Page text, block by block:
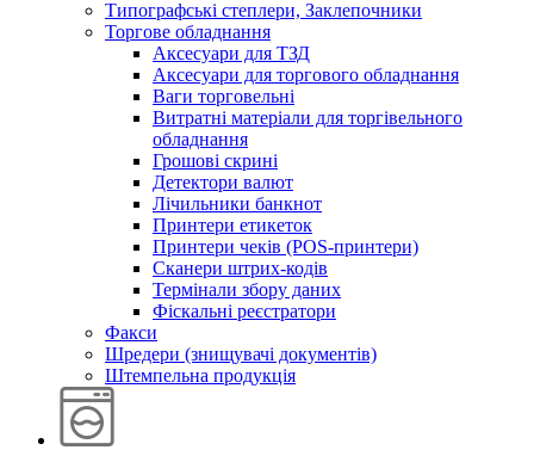
Типографські степлери, Заклепочники
Торгове обладнання
Аксесуари для ТЗД
Аксесуари для торгового обладнання
Ваги торговельні
Витратні матеріали для торгівельного
обладнання
Грошові скрині
Детектори валют
Лічильники банкнот
Принтери етикеток
Принтери чеків (POS-принтери)
Сканери штрих-кодів
Термінали збору даних
Фіскальні реєстратори
Факси
Шредери (знищувачі документів)
Штемпельна продукція